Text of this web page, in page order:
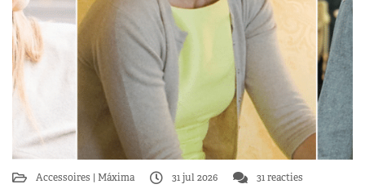
Accessoires Máxima 31 jul 2026 31 reacties